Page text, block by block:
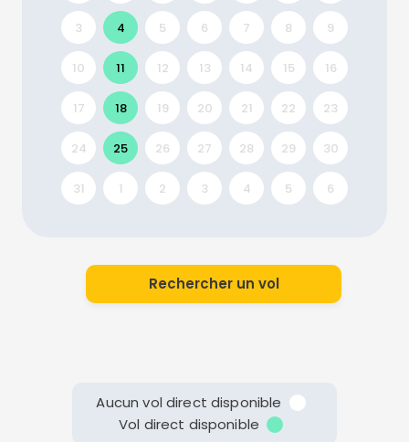
3 4 5 6 7 8 9
10 11 12 13 14 15 16
17 18 19 20 21 22 23
24 25 26 27 28 29 30
31 1 2 3 4 5 6
Rechercher un vol
Aucun vol direct disponible
Vol direct disponible